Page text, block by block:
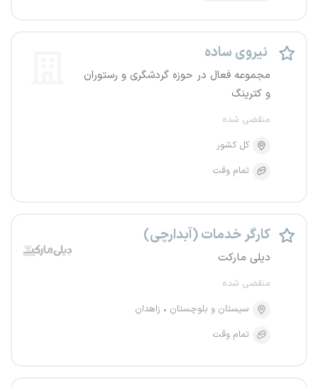
نیروی ساده
مجموعه فعال در حوزه گردشگری و رستوران
و کترینگ
منقضی شده
کل کشور
تمام وقت
کارگر خدمات (آبدارچی)
دیلی مارکت
منقضی شده
سیستان و بلوچستان
زاهدان
تمام وقت